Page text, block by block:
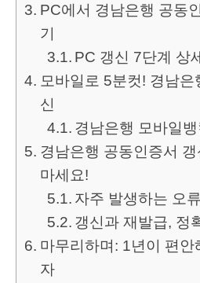
PC에서 경남은행 공동
기
PC 갱신 7단계 상
모바일로 5분컷! 경남은
신
경남은행 모바일
경남은행 공동인증서
마세요!
자주 발생하는 오
갱신과 재발급, 정
마무리하며: 1년이 편
자